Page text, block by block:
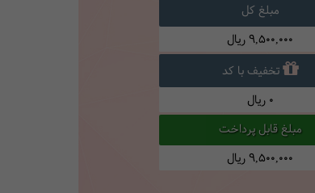
مبلغ کل
9,500,000ریال
تخفیف با کد
0 ریال
مبلغ قابل پرداخت
9,500,000ریال